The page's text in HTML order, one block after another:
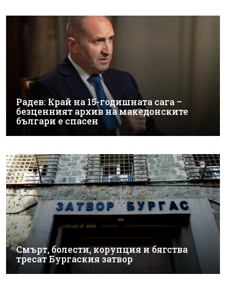
Радев: Край на 15-годишната сага –
безценният архив на македонските
българи е спасен
Смърт, болести, корупция и бягства
тресат Бургаския затвор